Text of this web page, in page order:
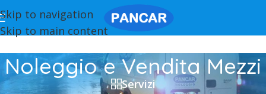
Skip to navigation
Skip to main content
Noleggio e Vendita Mezzi
Servizi